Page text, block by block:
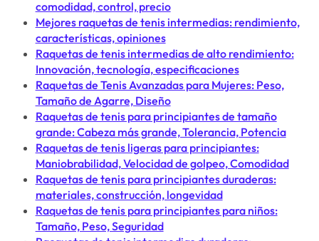
comodidad, control, precio
Mejores raquetas de tenis intermedias: rendimiento,
características, opiniones
Raquetas de tenis intermedias de alto rendimiento:
Innovación, tecnología, especificaciones
Raquetas de Tenis Avanzadas para Mujeres: Peso,
Tamaño de Agarre, Diseño
Raquetas de tenis para principiantes de tamaño
grande: Cabeza más grande, Tolerancia, Potencia
Raquetas de tenis ligeras para principiantes:
Maniobrabilidad, Velocidad de golpeo, Comodidad
Raquetas de tenis para principiantes duraderas:
materiales, construcción, longevidad
Raquetas de tenis para principiantes para niños:
Tamaño, Peso, Seguridad